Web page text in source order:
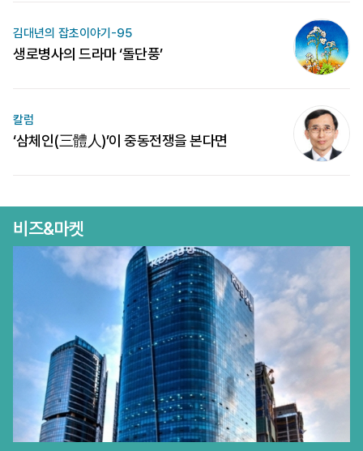
김대년의 잡초이야기-95
생로병사의 드라마 ‘돌단풍’
칼럼
‘삼체인(三體人)’이 중동전쟁을 본다면
비즈&마켓